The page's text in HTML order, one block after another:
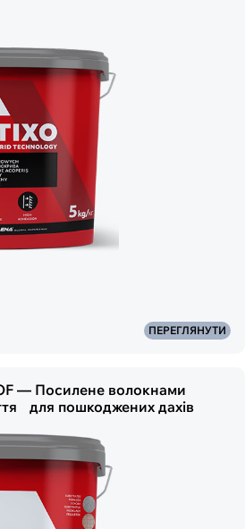
ПЕРЕГЛЯНУТИ
— Посилене волокнами
для пошкоджених дахів